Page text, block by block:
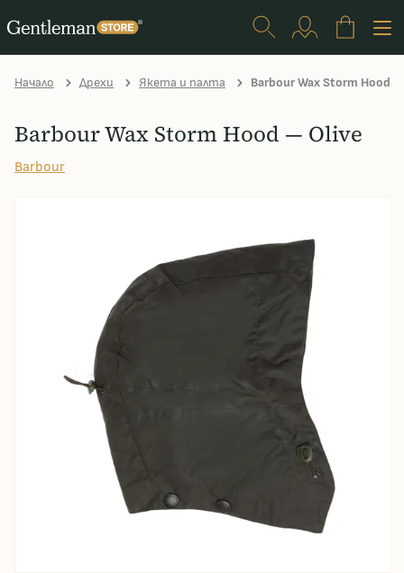
Начало Дрехи Якета и палта Barbour Wax Storm Hood
Barbour Wax Storm Hood — Olive
Barbour